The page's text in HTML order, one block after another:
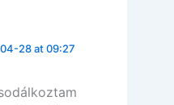
28 at 09:27